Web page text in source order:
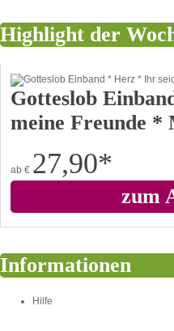
Highlight der
Gotteslob
meine Freunde *
ab € 27,90*
zum
Informationen
Hilfe